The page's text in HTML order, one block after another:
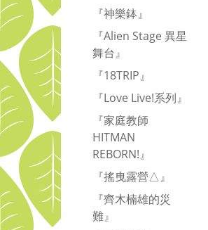
『神樂鉢』
『Alien Stage 異星
舞台』
『18TRIP』
『Love Live!系列』
『家庭教師
HITMAN
REBORN!』
『搖曳露營△』
『齊木楠雄的災
難』